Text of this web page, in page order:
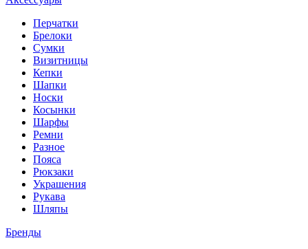
Перчатки
Брелоки
Сумки
Визитницы
Кепки
Шапки
Носки
Косынки
Шарфы
Ремни
Разное
Пояса
Рюкзаки
Украшения
Рукава
Шляпы
Бренды